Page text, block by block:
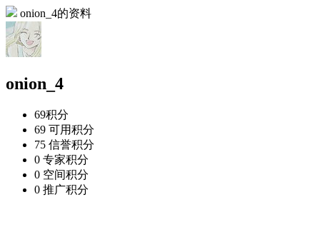
onion_4的资料
onion_4
69积分
69 可用积分
75 信誉积分
0 专家积分
0 空间积分
0 推广积分